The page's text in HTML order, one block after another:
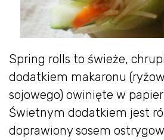
Spring rolls to świeże,
dodatkiem makaronu
sojowego) owinięte w
Świetnym dodatkiem jest
doprawiony sosem